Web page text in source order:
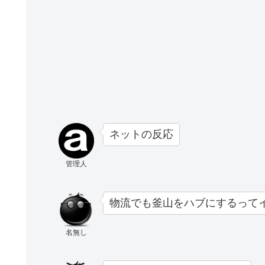
管理人
ネットの反応
名無し
物流でも釜山をハブにするって